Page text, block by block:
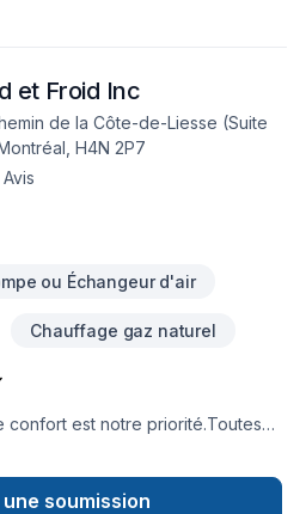
Tremblant) et Lanaudière
et Froid Inc
de la Côte-de-Liesse (Suite
H4N 2P7
ou Échangeur d'air
Chauffage gaz naturel
confort est notre priorité.Toutes
comme votre système de
choisissez la durabilité, la
soumission